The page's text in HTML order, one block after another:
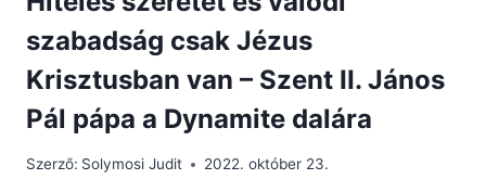
szabadság csak Jézus
Krisztusban van – Szent II. János
Pál pápa a Dynamite dalára
Szerző: Solymosi Judit 2022. október 23.